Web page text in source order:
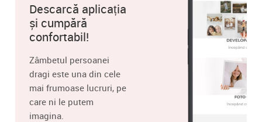
Descarcă aplicația
și cumpără
confortabil!
Zâmbetul persoanei
dragi este una din cele
mai frumoase lucruri, pe
care ni le putem
imagina.